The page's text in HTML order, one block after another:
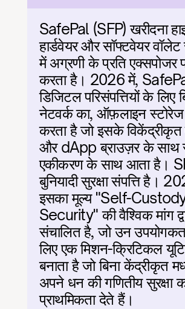
SafePal (SFP) खरीदना
हार्डवेयर और सॉफ्टवेयर वॉलेट
में अग्रणी के प्रति एक्सपोजर
करता है। 2026 में,
डिजिटल परिसंपत्तियों के लिए
नेटवर्क का, ऑफ़लाइन स्टोरेज
करता है जो इसके
और dApp ब्राउज़र के साथ
एकीकरण के साथ आता है।
बुनियादी सुरक्षा संपत्ति है।
इसका मूल्य "Self-
Security" की वैश्विक मांग
संचालित है, जो उन
लिए एक मिशन-क्रिटिकल
बनाता है जो बिना केंद्रीकृत
अपने धन की गणितीय सुरक्षा
प्राथमिकता देते हैं।